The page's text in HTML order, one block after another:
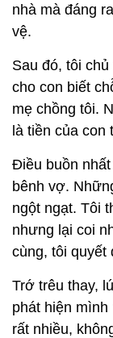
nhà mà đáng
vệ.
Sau đó, tôi
cho con biết
mẹ chồng tôi.
là tiền của con
Điều buồn
bênh vợ.
ngột ngạt. Tôi
nhưng lại coi
cùng, tôi quyết
Trớ trêu thay,
phát hiện mình
rất nhiều,